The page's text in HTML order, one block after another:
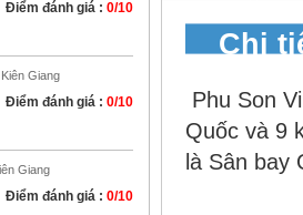
Điểm đánh giá : 0/10
Kiên Giang
Điểm đánh giá : 0/10
Giang
Điểm đánh giá : 0/10
Chi
Phu Son
Quốc và 9
là Sân bay